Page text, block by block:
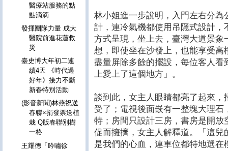
林小姐進一步說明，入門左右分
計，連冷氣機都使用吊隱式設計
方式呈現，坐上去，臺灣大道景
想，即使坐在沙發上，也能享受
盡量屏除多餘的擺設，每位客人
上愛上了這個地方」。
談到此，女主人眼睛都亮了起來
受了；電視後面嵌有一整塊大理
特；房間只設計三房，書房是開
促而擁擠，女主人解釋道。「這
是我們的心血，連車位都特地選
醫療站服務的點
點滴滴
發揮團隊力量 成大
醫院前進花蓮救
災
臺史博大年初二連
續4天 《時代過
好年》接力不斷
新春特別活動
(影音新聞)林燕祝送
春聯×捐發票送植
栽 Q版春聯別樹
一格
王耀德「吟嘯徐